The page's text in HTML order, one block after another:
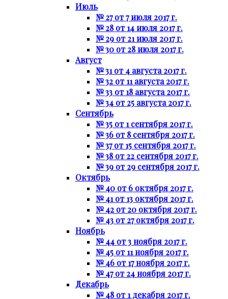
Июль
№ 27 от 7 июля 2017 г.
№ 28 от 14 июля 2017 г.
№ 29 от 21 июля 2017 г.
№ 30 от 28 июля 2017 г.
Август
№ 31 от 4 августа 2017 г.
№ 32 от 11 августа 2017 г.
№ 33 от 18 августа 2017 г.
№ 34 от 25 августа 2017 г.
Сентябрь
№ 35 от 1 сентября 2017 г.
№ 36 от 8 сентября 2017 г.
№ 37 от 15 сентября 2017 г.
№ 38 от 22 сентября 2017 г.
№ 39 от 29 сентября 2017 г.
Октябрь
№ 40 от 6 октября 2017 г.
№ 41 от 13 октября 2017 г.
№ 42 от 20 октября 2017 г.
№ 43 от 27 октября 2017 г.
Ноябрь
№ 44 от 3 ноября 2017 г.
№ 45 от 11 ноября 2017 г.
№ 46 от 17 ноября 2017 г.
№ 47 от 24 ноября 2017 г.
Декабрь
№ 48 от 1 декабря 2017 г.